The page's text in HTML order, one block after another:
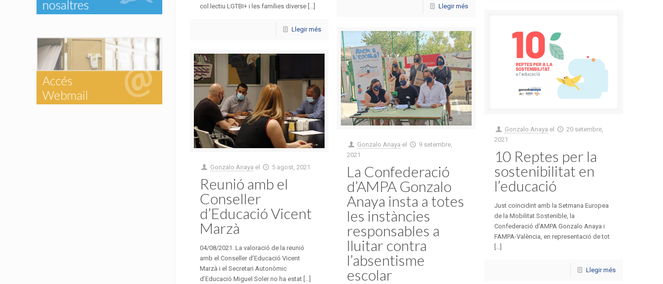
col·lectiu LGTBI+ i les famílies diverse [...]
Llegir més
Llegir més
Gonzalo Anaya el
20 setembre,
2021
10 Reptes per la
sostenibilitat en
l’educació
Just coincidint amb la Setmana Europea
de la Mobilitat Sostenible, la
Confederació d’AMPA Gonzalo Anaya i
FAMPA-València, en representació de tot
[...]
Llegir més
Gonzalo Anaya el
9 setembre,
2021
La Confederació
d’AMPA Gonzalo
Anaya insta a totes
les instàncies
responsables a
lluitar contra
l’absentisme
escolar
Gonzalo Anaya el 5 agost, 2021
Reunió amb el
Conseller
d’Educació Vicent
Marzà
04/08/2021. La valoració de la reunió
amb el Conseller d’Educació Vicent
Marzà i el Secretari Autonòmic
d’Educació Miguel Soler no ha estat [...]